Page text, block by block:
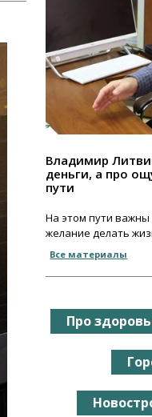
Владимир
деньги, а про
пути
На этом пути
желание делать
Все материалы
Про